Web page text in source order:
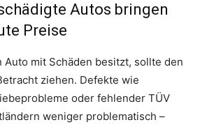
Autos bringen
Preise
Auto mit Schäden besitzt, sollte den
ziehen. Defekte wie
oder fehlender TÜV
weniger problematisch –